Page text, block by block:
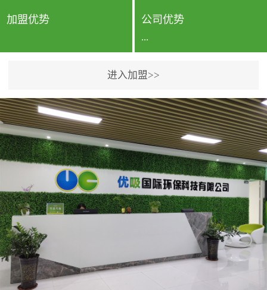
加盟优势 公司优势
...
专利保护优势、双甲资质
企业（“室内环境净化治理
甲级施工资质”“室内环境
污染治理资质等级证
书”）、拥有多名高级《环
境工程高级工程师》室内
空气治理资格认证的治理
人员、掌握室内空气净化
治理实用技术和五项专利
技术、八项计算机软件著
作权登记证书等。研发实
进入加盟>>